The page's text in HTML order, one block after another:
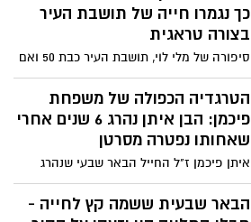
לשירות ספדו לה - "הספיקה לסייע בהצלת
חייהם של רבים''
כך נגמרו חייה של תושבת העיר
בצורה טראגית
סיפורה של מלי לוי, תושבת העיר כבת 50 ואם
לילדה הוא גם סיפורם של אלפי תושבי באר
שבע: שקופים, חסרי פנים, אשר חיים בחצר
האחורית של העיר. על השעות האחרונות
בחייה, ההתמכרות לסמים וההלם ממותה וגם
על הפוסט שובר הלב שהעלתה לרשת - "היא
הייתה בן אדם עם כזה לב טוב. חבל שהחיים
הטרגדיה הכפולה של משפחת
פיכמן: הבן איתן נהרג 6 שנים אחרי
שאחותו נפטרה מסרטן
איתן פיכמן ז"ל החייל הבאר שבעי שנהרג
אמש במהלך תרגיל צבאי בצפון, שכל לפני 6
שנים את אחותו אפרת - "הוא היה ילד חייכן
הבאר שבעית ששמה קץ לחייה -